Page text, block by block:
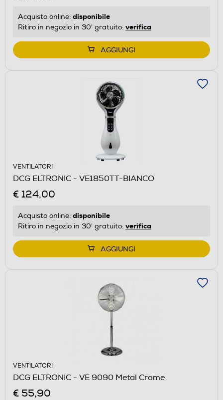
Acquisto online: disponibile
Ritiro in negozio in 30' gratuito: verifica
AGGIUNGI
VENTILATORI
DCG ELTRONIC - VE1850TT-BIANCO
€ 124,00
Acquisto online: disponibile
Ritiro in negozio in 30' gratuito: verifica
AGGIUNGI
VENTILATORI
DCG ELTRONIC - VE 9090 Metal Crome
€ 55,90